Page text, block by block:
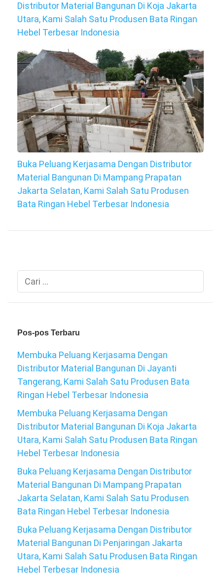
Distributor Material Bangunan Di Koja Jakarta
Utara, Kami Salah Satu Produsen Bata Ringan
Hebel Terbesar Indonesia
Buka Peluang Kerjasama Dengan Distributor
Material Bangunan Di Mampang Prapatan
Jakarta Selatan, Kami Salah Satu Produsen
Bata Ringan Hebel Terbesar Indonesia
Cari
untuk:
Pos-pos Terbaru
Membuka Peluang Kerjasama Dengan
Distributor Material Bangunan Di Jayanti
Tangerang, Kami Salah Satu Produsen Bata
Ringan Hebel Terbesar Indonesia
Membuka Peluang Kerjasama Dengan
Distributor Material Bangunan Di Koja Jakarta
Utara, Kami Salah Satu Produsen Bata Ringan
Hebel Terbesar Indonesia
Buka Peluang Kerjasama Dengan Distributor
Material Bangunan Di Mampang Prapatan
Jakarta Selatan, Kami Salah Satu Produsen
Bata Ringan Hebel Terbesar Indonesia
Buka Peluang Kerjasama Dengan Distributor
Material Bangunan Di Penjaringan Jakarta
Utara, Kami Salah Satu Produsen Bata Ringan
Hebel Terbesar Indonesia